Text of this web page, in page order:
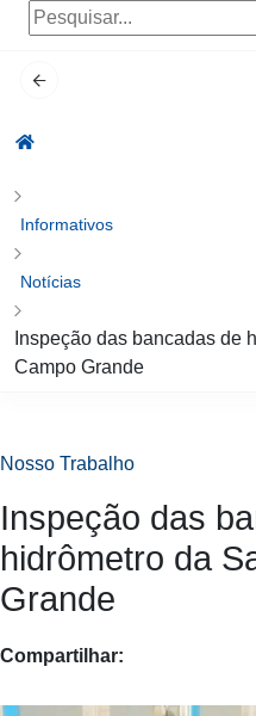
Fale Conosco
Pesquisar
por:
Informativos
Notícias
Inspeção das bancadas de
Inspeção das
hidrômetro da
Campo Grande